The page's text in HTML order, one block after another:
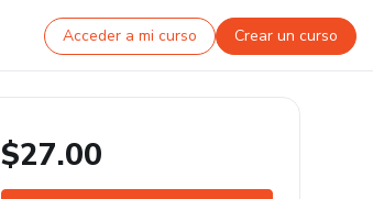
Acceder a mi curso Crear un curso
$27.00